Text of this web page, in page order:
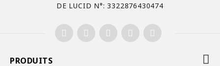
DE LUCID N°: 3322876430474
PRODUITS